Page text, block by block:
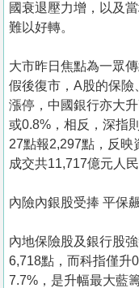
國衰退壓力增，以及
難以好轉。
大市昨日焦點為一眾
假後復市，A股的保險
漲停，中國銀行亦大
或0.8%，相反，深指
27點報2,297點，反映
成交共11,717億元人
內險內銀股受捧 平保
內地保險股及銀行股
6,718點，而科指僅升
7.7%，是升幅最大藍